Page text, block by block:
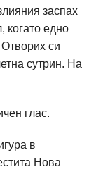
заспах
когато едно
си
сутрин. На
глас.
в
Нова